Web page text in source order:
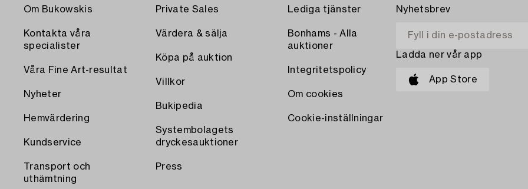
Om Bukowskis
Kontakta våra
specialister
Våra Fine Art-resultat
Nyheter
Hemvärdering
Kundservice
Transport och
uthämtning
Private Sales
Värdera & sälja
Köpa på auktion
Villkor
Bukipedia
Systembolagets
dryckesauktioner
Press
Lediga tjänster
Bonhams - Alla
auktioner
Integritetspolicy
Om cookies
Cookie-inställningar
Nyhetsbrev
Ladda ner vår app
App Store